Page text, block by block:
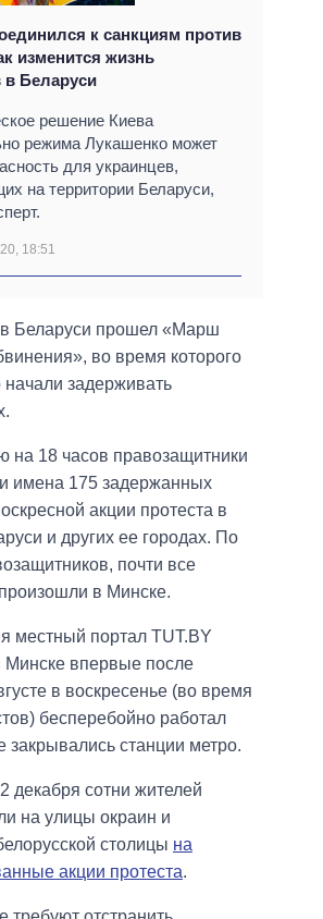
к санкциям против
изменится жизнь
в ​​Беларуси
решение Киева
режима Лукашенко может
для украинцев,
на территории Беларуси,
18:51
в Беларуси прошел «Марш
во время которого
задерживать
на 18 часов правозащитники
имена 175 задержанных
акции протеста в
и других ее городах. По
почти все
в Минске.
местный портал TUT.BY
Минске впервые после
в воскресенье (во время
бесперебойно работал
закрывались станции метро.
декабря сотни жителей
на улицы окраин и
столицы на
акции протеста.